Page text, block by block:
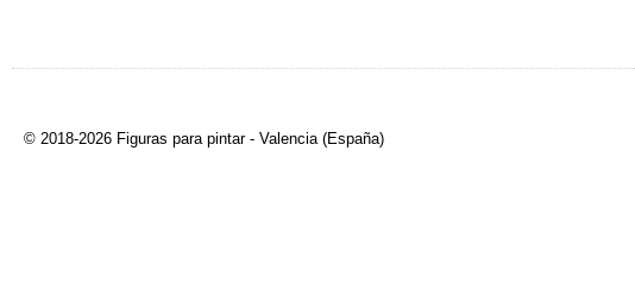
© 2018-2026 Figuras para pintar - Valencia (España)